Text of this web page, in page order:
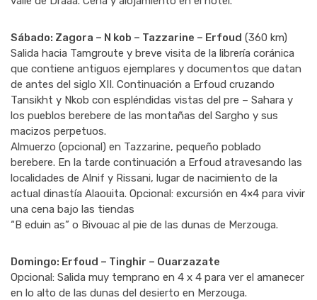
Sábado: Zagora – N kob – Tazzarine – Erfoud (360 km)
Salida hacia Tamgroute y breve visita de la librería coránica
que contiene antiguos ejemplares y documentos que datan
de antes del siglo XII. Continuación a Erfoud cruzando
Tansikht y Nkob con espléndidas vistas del pre – Sahara y
los pueblos berebere de las montañas del Sargho y sus
macizos perpetuos.
Almuerzo (opcional) en Tazzarine, pequeño poblado
berebere. En la tarde continuación a Erfoud atravesando las
localidades de Alnif y Rissani, lugar de nacimiento de la
actual dinastía Alaouita. Opcional: excursión en 4×4 para vivir
una cena bajo las tiendas
“B eduin as” o Bivouac al pie de las dunas de Merzouga.
Domingo: Erfoud – Tinghir – Ouarzazate
Opcional: Salida muy temprano en 4 x 4 para ver el amanecer
en lo alto de las dunas del desierto en Merzouga.